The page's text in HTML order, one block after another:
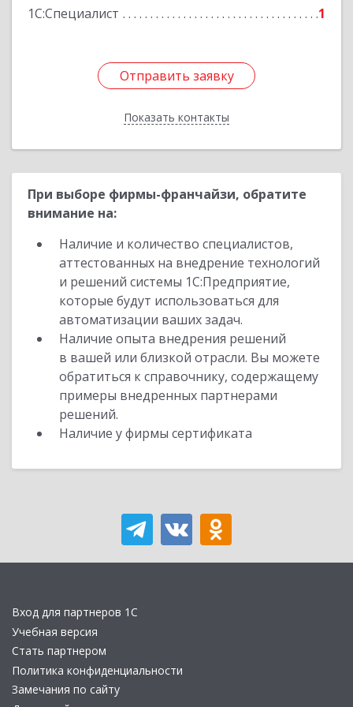
1С:Специалист 1
Отправить заявку
Показать контакты
Отправить заявку
Назад
При выборе фирмы-франчайзи, обратите
внимание на:
Наличие и количество специалистов,
аттестованных на внедрение технологий
и решений системы 1С:Предприятие,
которые будут использоваться для
автоматизации ваших задач.
Наличие опыта внедрения решений
в вашей или близкой отрасли. Вы можете
обратиться к справочнику, содержащему
примеры внедренных партнерами
решений.
Наличие у фирмы сертификата
Вход для партнеров 1С
Учебная версия
Стать партнером
Политика конфиденциальности
Замечания по сайту